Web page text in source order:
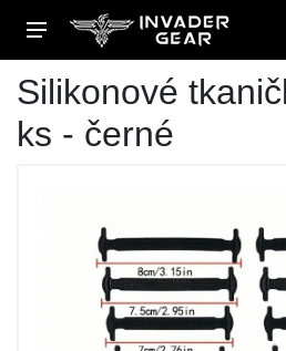
Silikonové
ks - černé